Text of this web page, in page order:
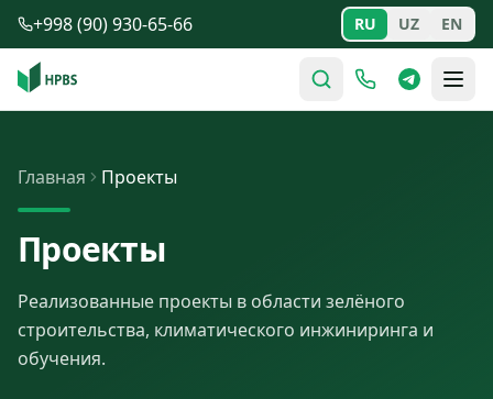
Перейти к содержимому
+998 (90) 930-65-66 RU UZ EN
Главная Проекты
Проекты
Реализованные проекты в области зелёного
строительства, климатического инжиниринга и
обучения.